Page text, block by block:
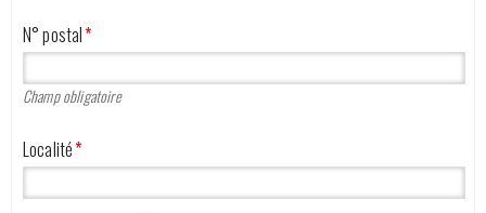
N° postal*
Champ obligatoire
Localité*